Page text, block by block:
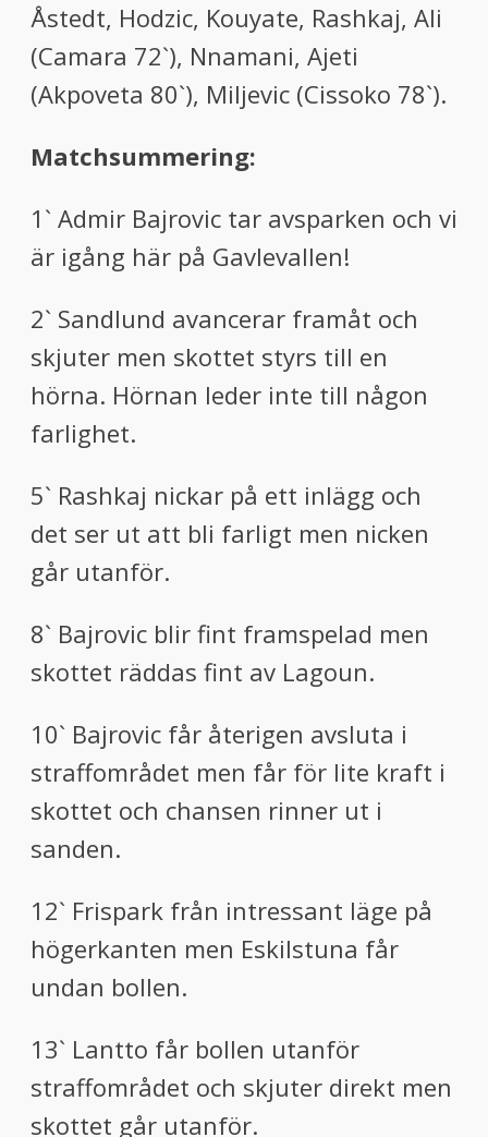
Åstedt, Hodzic, Kouyate, Rashkaj, Ali
(Camara 72`), Nnamani, Ajeti
(Akpoveta 80`), Miljevic (Cissoko 78`).
Matchsummering:
1` Admir Bajrovic tar avsparken och vi
är igång här på Gavlevallen!
2` Sandlund avancerar framåt och
skjuter men skottet styrs till en
hörna. Hörnan leder inte till någon
farlighet.
5` Rashkaj nickar på ett inlägg och
det ser ut att bli farligt men nicken
går utanför.
8` Bajrovic blir fint framspelad men
skottet räddas fint av Lagoun.
10` Bajrovic får återigen avsluta i
straffområdet men får för lite kraft i
skottet och chansen rinner ut i
sanden.
12` Frispark från intressant läge på
högerkanten men Eskilstuna får
undan bollen.
13` Lantto får bollen utanför
straffområdet och skjuter direkt men
skottet går utanför.